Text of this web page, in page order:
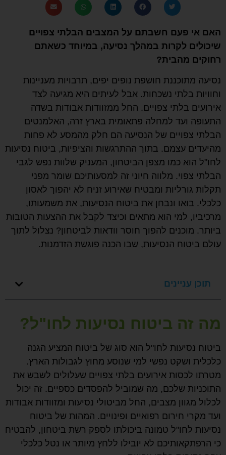
האם אי פעם חשבתם על המצבים הבלתי צפויים
שיכולים לקרות במהלך נסיעה, במיוחד כשאתם
רחוקים מהבית?
נסיעה מתוכננת חושפת נופים יפים, תרבויות מעניינות
וחוויות בלתי נשכחות. אבל לעיתים היא מגיעה לצד
אירועים בלתי צפויים. החל ממזוודות אבודות בשדה
התעופה ועד למחלה פתאומית בארץ זרה, האלמנטים
הבלתי צפויים של הנסיעה הם חלק מהמסע לא פחות
מהיעדים עצמם. בתוך ההתרגשות והציפיות, ביטוח נסיעות
לחו"ל הוא כמו מצפן הביטחון, המעניק שלוות נפש לגבי
הבלתי צפוי. מלווה חיוני זה למסעותיכם שומר מפני
תקלות גורליות ומבטיח שאירוע זניח לא יהפוך לאסון
כלכלי. בואו ונבחן את ביטוח הנסיעות, את משמעותו,
מרכיביו, למי הוא מתאים וכיצד לקבל את ההצעות הטובות
ביותר. מוכנים להפוך חוסר וודאות לביטחון? נצלול לתוך
עולם ביטוח הנסיעות, שבו הכנה פוגשת הזדמנות.
תוכן עניינים
מה זה ביטוח נסיעות לחו"ל?
ביטוח נסיעות לחו"ל הוא סוג של ביטוח המציע הגנה
כלכלית ושקט נפשי למי שנוסע מחוץ לגבולות הארץ.
מטרתו לכסות אירועים בלתי צפויים שעלולים לשבש את
התוכניות שלכם, מה שמוביל להפסדים כספיים. זה יכול
לכלול מגוון מצבים, החל מביטולי נסיעות ומזוודות אבודות
ועד מקרי חירום רפואיים ופינויים. המהות של ביטוח
נסיעות לחו"ל טמונה ביכולתו לספק רשת ביטחון, להבטיח
כי הרפתקאותיכם לא יובילו ללחץ מיותר או נטל כלכלי